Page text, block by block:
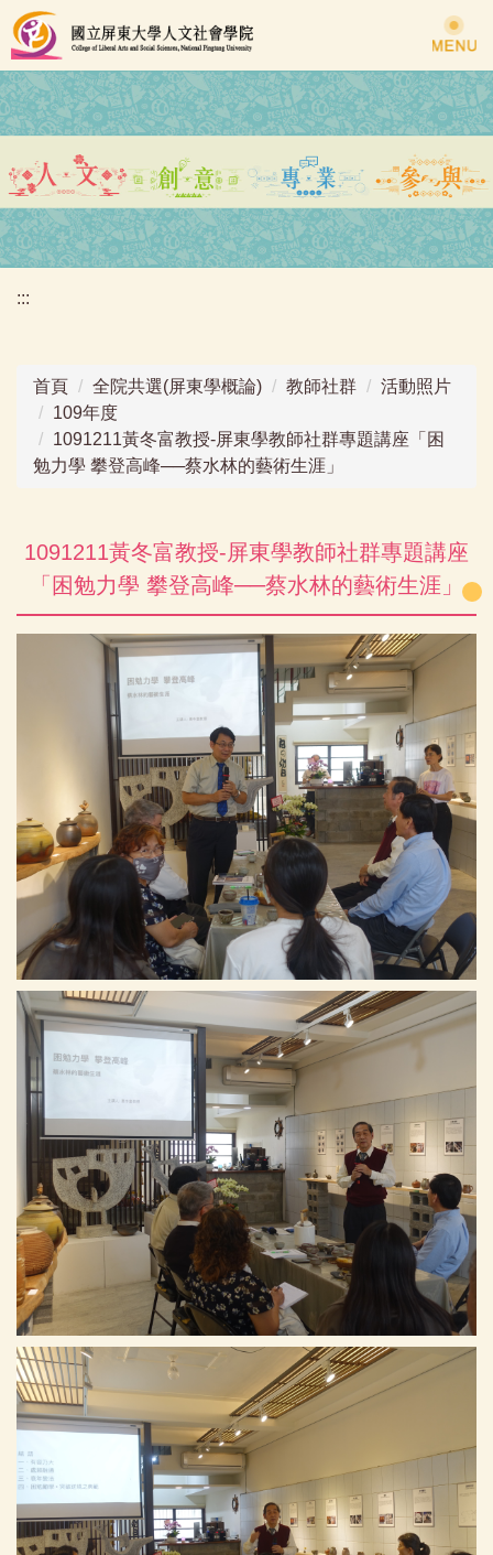
跳
到
主
要
內
區
:::
首頁 全院共選(屏東學概論) 教師社群
活動照片
109年度
1091211黃冬富教授-屏東學教師社群專題講座「困
勉力學 攀登高峰──蔡水林的藝術生涯」
1091211黃冬富教授-屏東學教師社群專題講座
「困勉力學 攀登高峰──蔡水林的藝術生涯」